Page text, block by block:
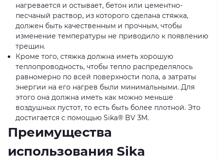
нагревается и остывает, бетон или цементно-
песчаный раствор, из которого сделана стяжка,
должен быть качественным и прочным, чтобы
изменение температуры не приводило к появлению
трещин.
Кроме того, стяжка должна иметь хорошую
теплопроводность, чтобы тепло распределялось
равномерно по всей поверхности пола, а затраты
энергии на его нагрев были минимальными. Для
этого она должна иметь как можно меньше
воздушных пустот, то есть быть более плотной. Это
достигается с помощью Sika® BV 3M.
Преимущества
использования Sika